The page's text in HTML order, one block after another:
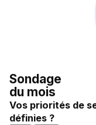
Sondage
du mois
Vos priorités de
définies ?